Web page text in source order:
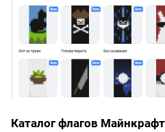
Каталог флагов